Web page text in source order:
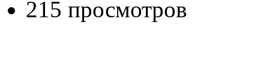
215 просмотров